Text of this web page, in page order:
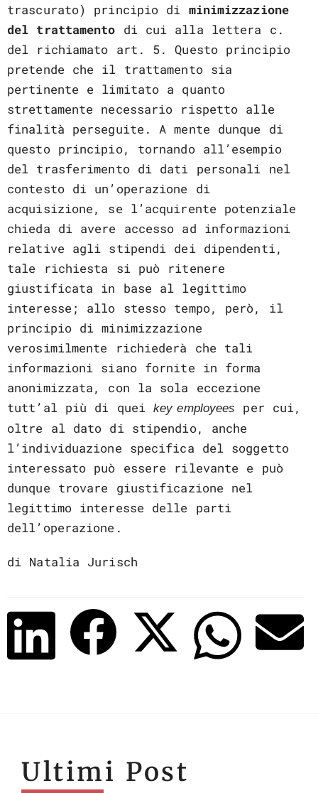
trascurato) principio di minimizzazione
del trattamento di cui alla lettera c.
del richiamato art. 5. Questo principio
pretende che il trattamento sia
pertinente e limitato a quanto
strettamente necessario rispetto alle
finalità perseguite. A mente dunque di
questo principio, tornando all’esempio
del trasferimento di dati personali nel
contesto di un’operazione di
acquisizione, se l’acquirente potenziale
chieda di avere accesso ad informazioni
relative agli stipendi dei dipendenti,
tale richiesta si può ritenere
giustificata in base al legittimo
interesse; allo stesso tempo, però, il
principio di minimizzazione
verosimilmente richiederà che tali
informazioni siano fornite in forma
anonimizzata, con la sola eccezione
tutt’al più di queikey employees
per cui,
oltre al dato di stipendio, anche
l’individuazione specifica del soggetto
interessato può essere rilevante e può
dunque trovare giustificazione nel
legittimo interesse delle parti
dell’operazione.
di Natalia Jurisch
Ultimi Post